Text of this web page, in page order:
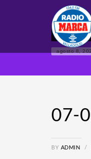
HOME
agosto 8,
07-
BY ADMIN /